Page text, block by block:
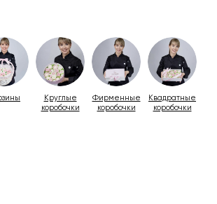
Круглые
коробочки
Фирменные
коробочки
Квадратные
коробочки